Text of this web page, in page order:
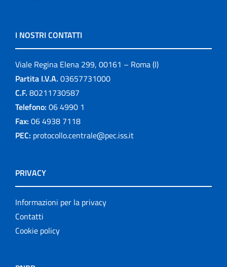
I NOSTRI CONTATTI
Viale Regina Elena 299, 00161 – Roma (I)
Partita I.V.A. 03657731000
C.F. 80211730587
Telefono: 06 4990 1
Fax: 06 4938 7118
PEC: protocollo.centrale@pec.iss.it
PRIVACY
Informazioni per la privacy
Contatti
Cookie policy